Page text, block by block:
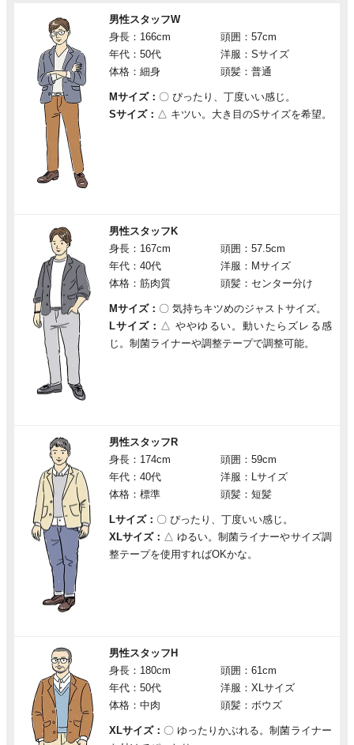
男性スタッフW
身長：166cm
年代：50代
体格：細身
頭囲：57cm
洋服：Sサイズ
頭髪：普通
Mサイズ： 〇ぴったり、丁度いい感じ。
Sサイズ： △ キツい。大き目のSサイズを希望。
男性スタッフK
身長：167cm
年代：40代
体格：筋肉質
頭囲：57.5cm
洋服：Mサイズ
頭髪：センター分け
Mサイズ： 〇気持ちキツめのジャストサイズ。
Lサイズ： △ ややゆるい。動いたらズレる感
じ。制菌ライナーや調整テープで調整可能。
男性スタッフR
身長：174cm
年代：40代
体格：標準
頭囲：59cm
洋服：Lサイズ
頭髪：短髪
Lサイズ： 〇ぴったり、丁度いい感じ。
XLサイズ： △ ゆるい。制菌ライナーやサイズ調
整テープを使用すればOKかな。
男性スタッフH
身長：180cm
年代：50代
体格：中肉
頭囲：61cm
洋服：XLサイズ
頭髪：ボウズ
XLサイズ： 〇ゆったりかぶれる。制菌ライナー